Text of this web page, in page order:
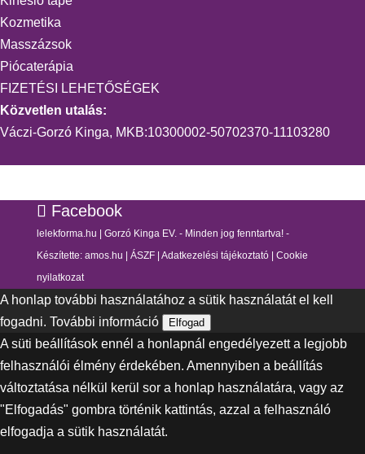
Kozmetika
Masszázsok
Piócaterápia
FIZETÉSI LEHETŐSÉGEK
Közvetlen utalás:
Váczi-Gorzó Kinga, MKB:10300002-50702370-11103280
Facebook
lelekforma.hu | Gorzó Kinga EV. - Minden jog fenntartva! -
Készítette: amos.hu ÁSZF| Adatkezelési tájékoztató| Cookie
nyilatkozat
A honlap további használatához a sütik használatát el kell
fogadni. További információ Elfogad
A süti beállítások ennél a honlapnál engedélyezett a legjobb
felhasználói élmény érdekében. Amennyiben a beállítás
változtatása nélkül kerül sor a honlap használatára, vagy az
"Elfogadás" gombra történik kattintás, azzal a felhasználó
elfogadja a sütik használatát.